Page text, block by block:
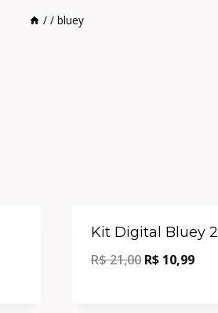
/ / bluey
Kit Digital Bluey 2
R$21,00 R$ 10,99